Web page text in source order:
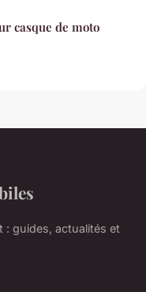
casque de moto
: guides, actualités et